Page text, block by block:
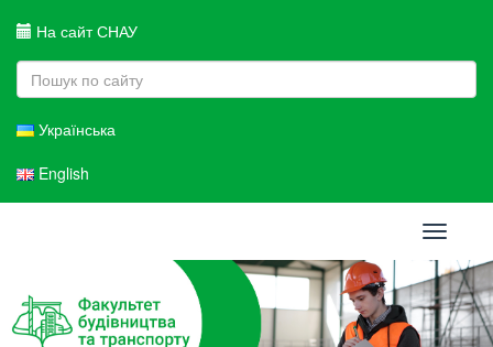
На сайт СНАУ
Українська
English
Toggle